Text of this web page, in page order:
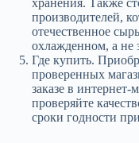
хранения. Также
производителей,
отечественное
охлажденном, а не
Где купить.
проверенных
заказе в интернет-
проверяйте
сроки годности